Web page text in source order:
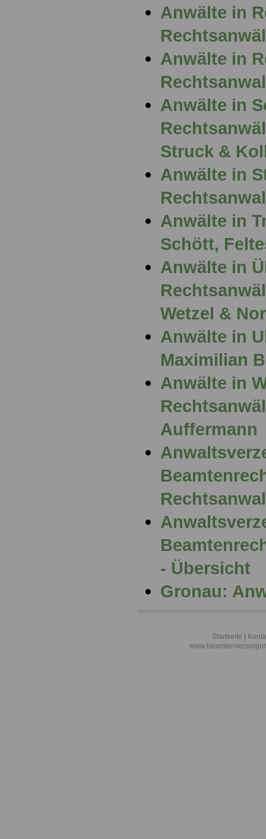
Anwälte in
Anwälte in
Anwälte in
Struck &
Anwälte in
Anwälte in
Schött,
Anwälte in
Wetzel &
Anwälte in
Maximilian
Anwälte in
Auffermann
- Übersicht
Gronau:
Startseite